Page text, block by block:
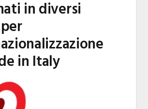
in diversi
in Italy